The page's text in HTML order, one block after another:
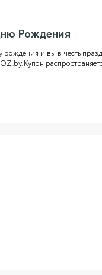
Рождения
рождения и вы в честь
Купон